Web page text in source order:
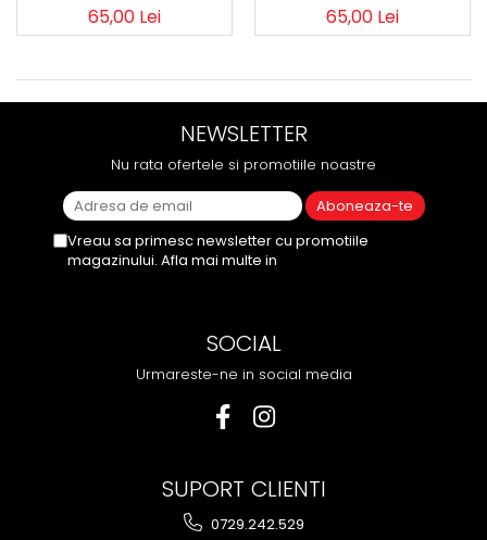
65,00 Lei 65,00 Lei
NEWSLETTER
Nu rata ofertele si promotiile noastre
Vreau sa primesc newsletter cu promotiile
magazinului. Afla mai multe in
SOCIAL
Urmareste-ne in social media
SUPORT CLIENTI
0729.242.529